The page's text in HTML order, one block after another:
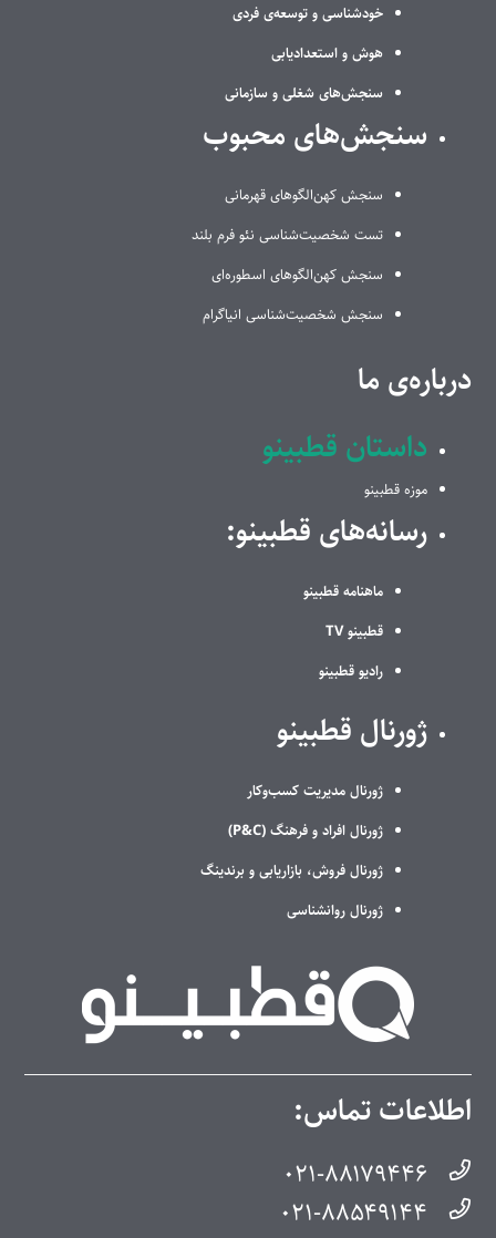
خودشناسی و توسعه‌ی فردی
هوش و استعدادیابی
سنجش‌های شغلی و سازمانی
سنجش‌های محبوب
سنجش کهن‌الگوهای قهرمانی
تست شخصیت‌شناسی نئو فرم بلند
سنجش کهن‌الگوهای اسطوره‌ای
سنجش شخصیت‌شناسی انیاگرام
درباره‌ی ما
داستان قطبینو
موزه قطبینو
رسانه‌های قطبینو:
ماهنامه قطبینو
قطبینو TV
رادیو قطبینو
ژورنال قطبینو
ژورنال مدیریت کسب‌وکار
ژورنال افراد و فرهنگ (P&C)
ژورنال فروش، بازاریابی و برندینگ
ژورنال روانشناسی
اطلاعات تماس:
۰۲۱-۸۸۱۷۹۴۴۶
۰۲۱-۸۸۵۴۹۱۴۴